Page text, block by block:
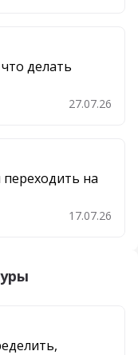
делать
27.07.26
на
17.07.26